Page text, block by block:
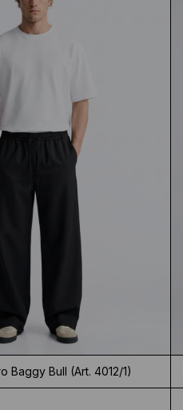
Baggy Bull (Art. 4012/1)